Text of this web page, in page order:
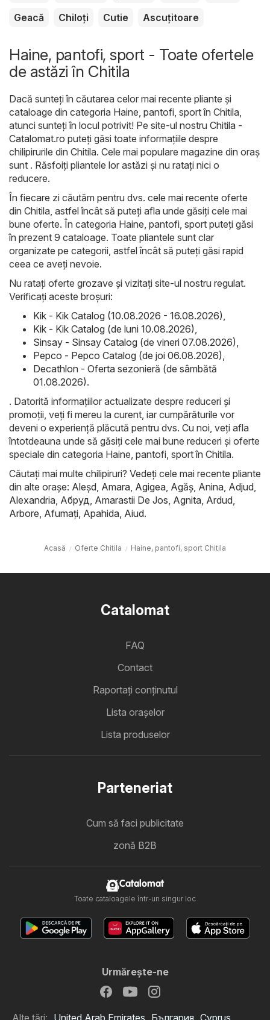
Geacă
Chiloți Cutie Ascuțitoare
Haine, pantofi, sport - Toate ofertele
de astăzi în Chitila
Dacă sunteți în căutarea celor mai recente pliante și
cataloage din categoria Haine, pantofi, sport în Chitila,
atunci sunteți în locul potrivit! Pe site-ul nostru Chitila -
Catalomat.ro puteți găsi toate informațiile despre
chilipirurile din Chitila. Cele mai populare magazine din oraș
sunt . Răsfoiți pliantele lor astăzi și nu ratați nici o
reducere.
În fiecare zi căutăm pentru dvs. cele mai recente oferte
din Chitila, astfel încât să puteți afla unde găsiți cele mai
bune oferte. În categoria Haine, pantofi, sport puteți găsi
în prezent 9 cataloage. Toate pliantele sunt clar
organizate pe categorii, astfel încât să puteți găsi rapid
ceea ce aveți nevoie.
Nu ratați oferte grozave și vizitați site-ul nostru regulat.
Verificați aceste broșuri:
Kik - Kik Catalog (10.08.2026 - 16.08.2026)
Kik - Kik Catalog (de luni 10.08.2026)
Sinsay - Sinsay Catalog (de vineri 07.08.2026)
Pepco - Pepco Catalog (de joi 06.08.2026)
Decathlon - Oferta sezonieră (de sâmbătă
01.08.2026).
. Datorită informațiilor actualizate despre reduceri și
promoții, veți fi mereu la curent, iar cumpărăturile vor
deveni o experiență plăcută pentru dvs. Cu noi, veți afla
întotdeauna unde să găsiți cele mai bune reduceri și oferte
speciale din categoria Haine, pantofi, sport în Chitila.
Căutați mai multe chilipiruri? Vedeți cele mai recente pliante
din alte orașe: Aleşd Amara Agigea Agăş Anina Adjud
Alexandria Абруд Amarastii De Jos Agnita Ardud
Arbore Afumaţi Apahida Aiud.
Acasă Oferte Chitila Haine, pantofi, sport Chitila
Catalomat
FAQ
Contact
Raportați conținutul
Lista oraşelor
Lista produselor
Parteneriat
Cum să faci publicitate
zonă B2B
Catalomat
Toate cataloagele într-un singur loc
Urmăreşte-ne
Alte țări: United Arab Emirates България Cyprus